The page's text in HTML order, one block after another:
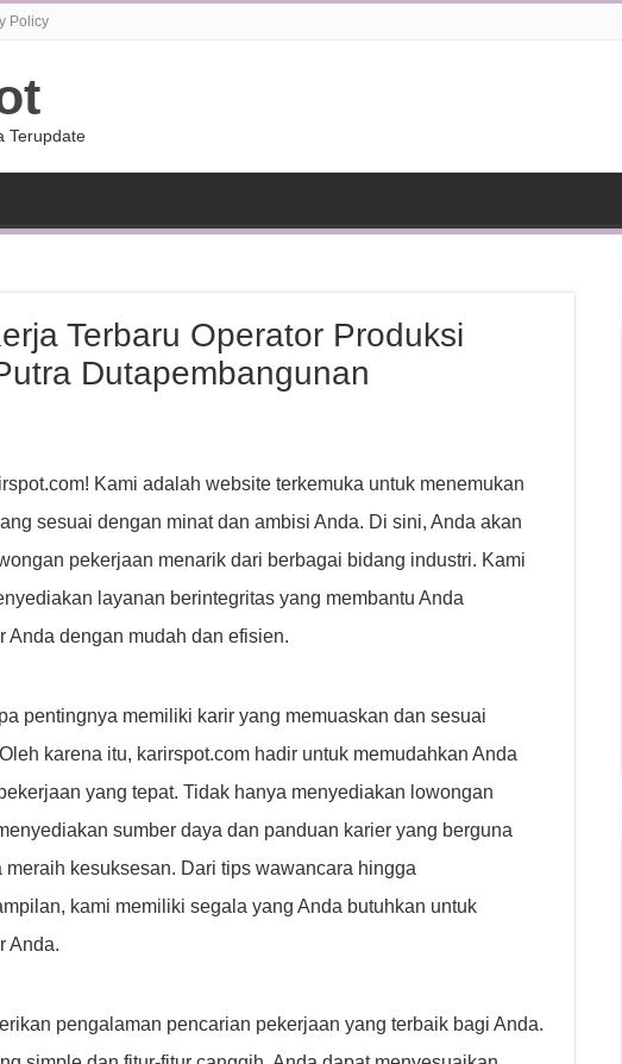
Policy
Terupdate
Terbaru Operator Produksi
Dutapembangunan
Kami adalah website terkemuka untuk menemukan
sesuai dengan minat dan ambisi Anda. Di sini, Anda akan
pekerjaan menarik dari berbagai bidang industri. Kami
layanan berintegritas yang membantu Anda
Anda dengan mudah dan efisien.
pentingnya memiliki karir yang memuaskan dan sesuai
karena itu, karirspot.com hadir untuk memudahkan Anda
yang tepat. Tidak hanya menyediakan lowongan
sumber daya dan panduan karier yang berguna
meraih kesuksesan. Dari tips wawancara hingga
kami memiliki segala yang Anda butuhkan untuk
Anda.
pengalaman pencarian pekerjaan yang terbaik bagi Anda.